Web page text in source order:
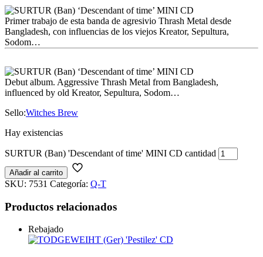
Primer trabajo de esta banda de agresivio Thrash Metal desde
Bangladesh, con influencias de los viejos Kreator, Sepultura,
Sodom…
Debut album. Aggressive Thrash Metal from Bangladesh,
influenced by old Kreator, Sepultura, Sodom…
Sello:Witches Brew
Hay existencias
SURTUR (Ban) 'Descendant of time' MINI CD cantidad
Añadir al carrito
SKU: 7531 Categoría: Q-T
Productos relacionados
Rebajado